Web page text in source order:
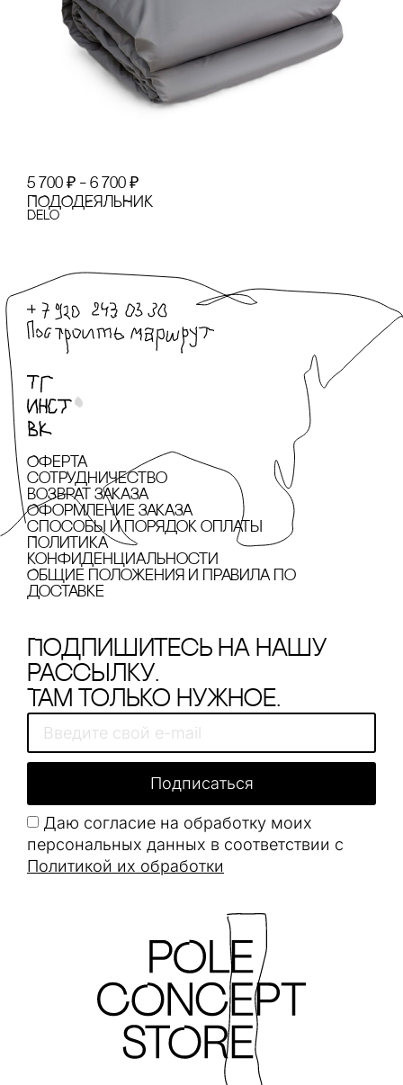
5 700 ₽ – 6 700 ₽
ПОДОДЕЯЛЬНИК
Delo
Оферта
сотрудничество
Возврат заказа
Оформление заказа
cпособы и порядок оплаты
Политика
конфиденциальности
Общие положения и правила по
доставке
Подпишитесь на нашу
рассылку.
Там только нужное.
Даю согласие на обработку моих
персональных данных в соответствии с
Политикой их обработки
Подписаться